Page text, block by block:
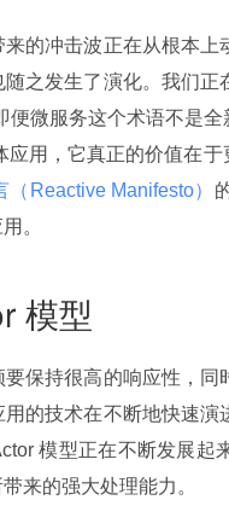
的冲击波正在从根本
之发生了演化。我们
便微服务这个术语不是
用，它真正的价值在
（Reactive Manifesto）
。
模型
保持很高的响应性，
的技术在不断地快速
模型正在不断发展起
来的强大处理能力。